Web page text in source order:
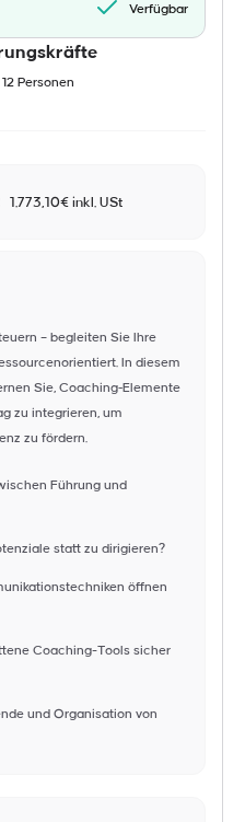
Verfügbar
Personen
1.773,10€ inkl. USt
– begleiten Sie Ihre
In diesem
Sie, Coaching‑Elemente
zu integrieren, um
zu fördern.
Führung und
statt zu dirigieren?
öffnen
Coaching-Tools sicher
und Organisation von